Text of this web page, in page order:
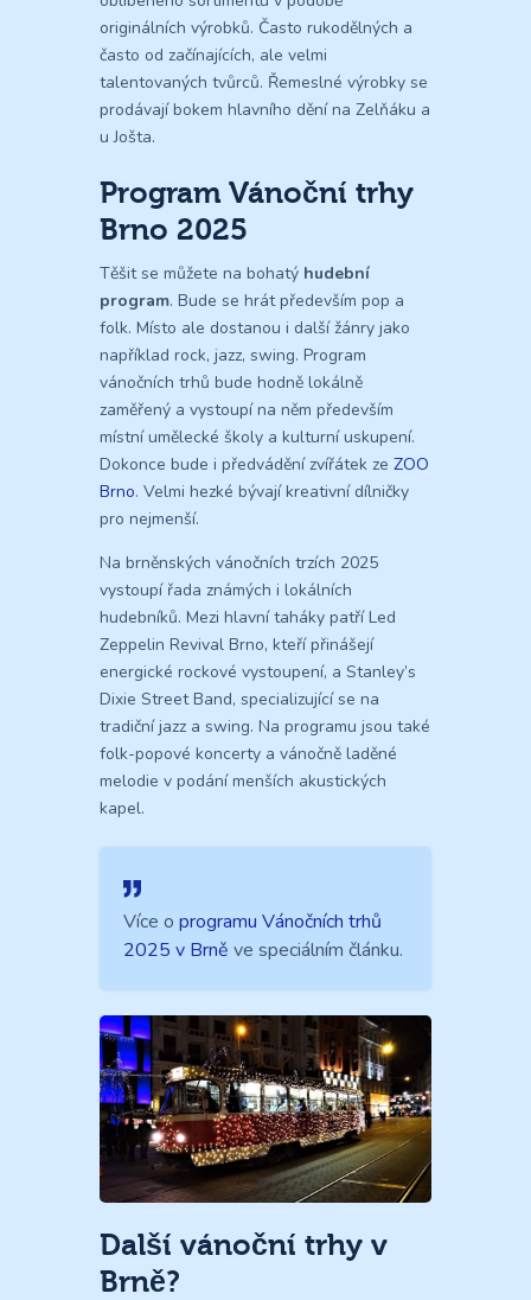
originálních výrobků. Často rukodělných a
často od začínajících, ale velmi
talentovaných tvůrců. Řemeslné výrobky se
prodávají bokem hlavního dění na Zelňáku a
u Jošta.
Program Vánoční trhy
Brno 2025
Těšit se můžete na bohatý hudební
program. Bude se hrát především pop a
folk. Místo ale dostanou i další žánry jako
například rock, jazz, swing. Program
vánočních trhů bude hodně lokálně
zaměřený a vystoupí na něm především
místní umělecké školy a kulturní uskupení.
Dokonce bude i předvádění zvířátek ze ZOO
Brno. Velmi hezké bývají kreativní dílničky
pro nejmenší.
Na brněnských vánočních trzích 2025
vystoupí řada známých i lokálních
hudebníků. Mezi hlavní taháky patří Led
Zeppelin Revival Brno, kteří přinášejí
energické rockové vystoupení, a Stanley’s
Dixie Street Band, specializující se na
tradiční jazz a swing. Na programu jsou také
folk-popové koncerty a vánočně laděné
melodie v podání menších akustických
kapel.
Více o programu Vánočních trhů
2025 v Brně ve speciálním článku.
Další vánoční trhy v
Brně?